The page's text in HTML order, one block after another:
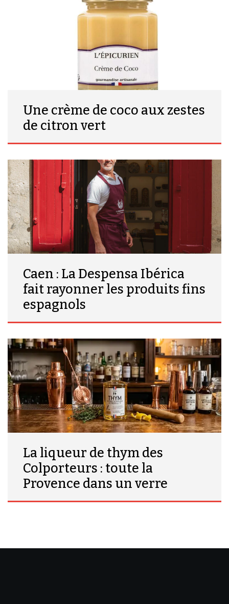
Une crème de coco aux zestes
de citron vert
Caen : La Despensa Ibérica
fait rayonner les produits fins
espagnols
La liqueur de thym des
Colporteurs : toute la
Provence dans un verre